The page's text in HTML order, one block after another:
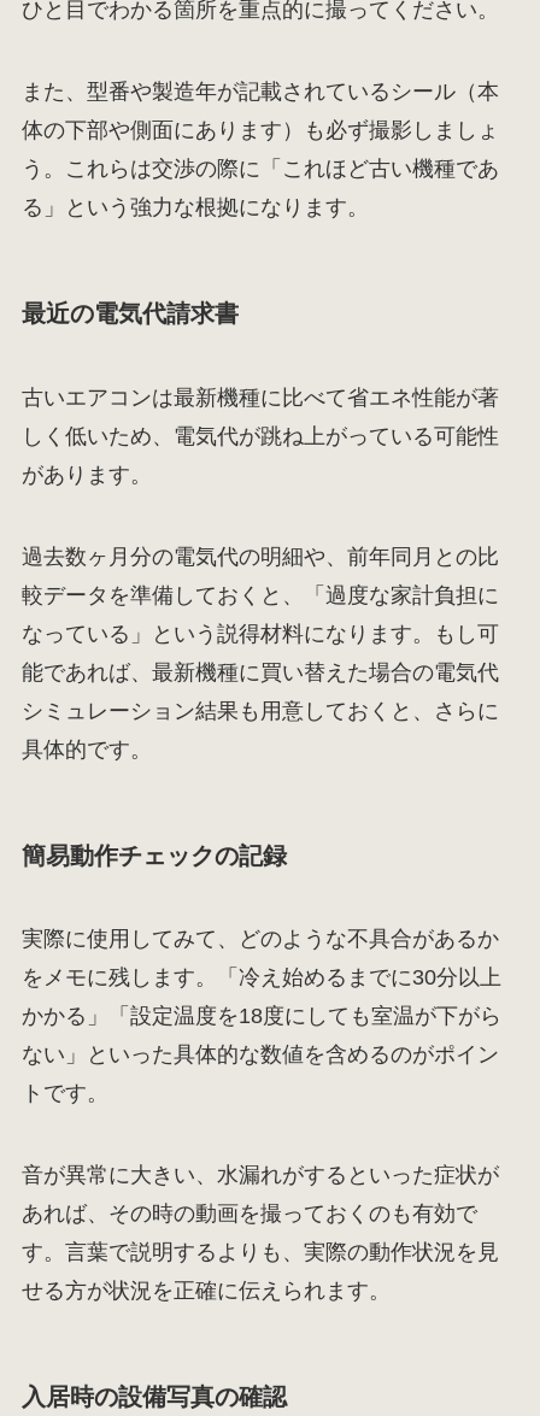
ひと目でわかる箇所を重点的に撮ってください。
また、型番や製造年が記載されているシール（本
体の下部や側面にあります）も必ず撮影しましょ
う。これらは交渉の際に「これほど古い機種であ
る」という強力な根拠になります。
最近の電気代請求書
古いエアコンは最新機種に比べて省エネ性能が著
しく低いため、電気代が跳ね上がっている可能性
があります。
過去数ヶ月分の電気代の明細や、前年同月との比
較データを準備しておくと、「過度な家計負担に
なっている」という説得材料になります。もし可
能であれば、最新機種に買い替えた場合の電気代
シミュレーション結果も用意しておくと、さらに
具体的です。
簡易動作チェックの記録
実際に使用してみて、どのような不具合があるか
をメモに残します。「冷え始めるまでに30分以上
かかる」「設定温度を18度にしても室温が下がら
ない」といった具体的な数値を含めるのがポイン
トです。
音が異常に大きい、水漏れがするといった症状が
あれば、その時の動画を撮っておくのも有効で
す。言葉で説明するよりも、実際の動作状況を見
せる方が状況を正確に伝えられます。
入居時の設備写真の確認